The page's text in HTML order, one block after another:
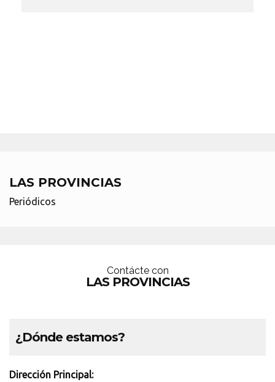
LAS PROVINCIAS
Periódicos
Contácte con
LAS PROVINCIAS
¿Dónde estamos?
Dirección Principal: